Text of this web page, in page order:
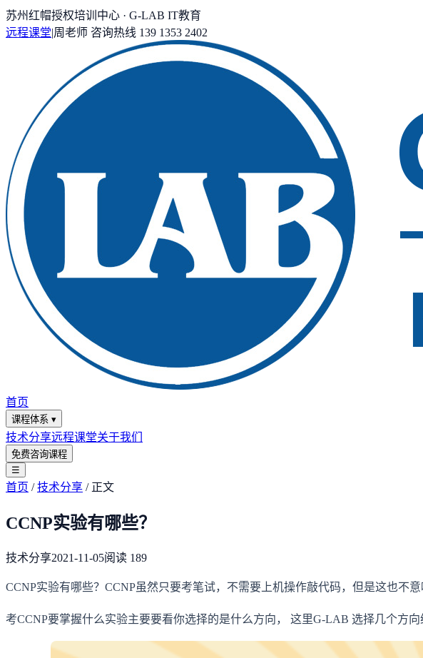
苏州红帽授权培训中心 · G-LAB IT教育
远程课堂|周老师 咨询热线 139 1353 2402
首页
课程体系 ▾
技术分享远程课堂关于我们
免费咨询课程
☰
首页 /技术分享 / 正文
CCNP实验有哪些？
技术分享2021-11-05阅读 189
CCNP实验有哪些？CCNP虽然只要考笔试，不需要上机操作敲代码，但是这也不
考CCNP要掌握什么实验主要要看你选择的是什么方向， 这里G-LAB 选择几个方向